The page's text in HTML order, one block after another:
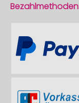
Bezahlmethoden